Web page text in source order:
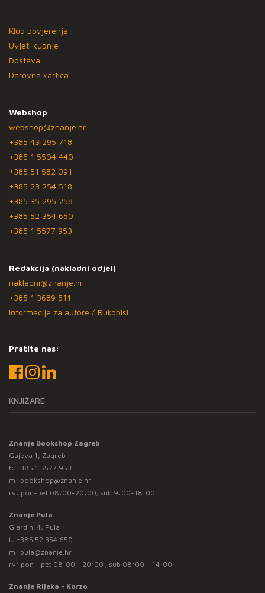
Klub povjerenja
Uvjeti kupnje
Dostava
Darovna kartica
Webshop
webshop@znanje.hr
+385 43 295 718
+385 1 5504 440
+385 51 582 091
+385 23 254 518
+385 35 295 258
+385 52 354 650
+385 1 5577 953
Redakcija (nakladni odjel)
nakladni@znanje.hr
+385 1 3689 511
Informacije za autore / Rukopisi
Pratite nas:
KNJIŽARE
Znanje Bookshop Zagreb
Gajeva 1, Zagreb
t: +385 1 5577 953
m: bookshop@znanje.hr
rv: pon-pet 08:00-20:00; sub 9:00-18:00
Znanje Pula
Giardini 4, Pula
t: +385 52 354 650
m: pula@znanje.hr
rv: pon - pet 08:00 - 20:00 ; sub 08:00 – 14:00
Znanje Rijeka - Korzo